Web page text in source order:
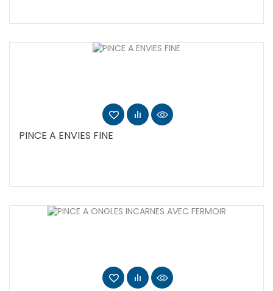
PINCE A ENVIES FINE